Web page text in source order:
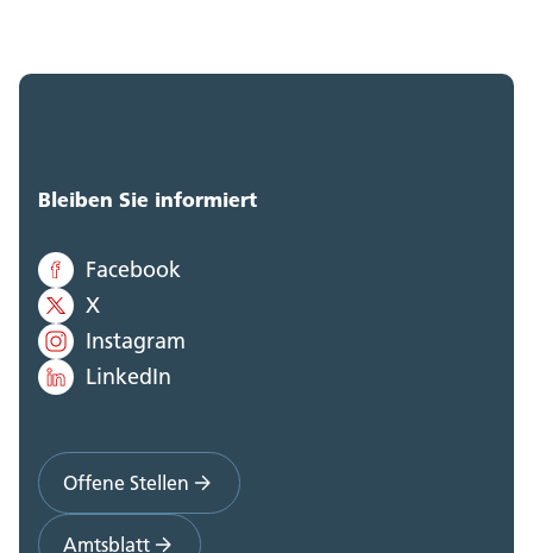
Bleiben Sie informiert
Facebook
X
Instagram
LinkedIn
Offene Stellen
Amtsblatt